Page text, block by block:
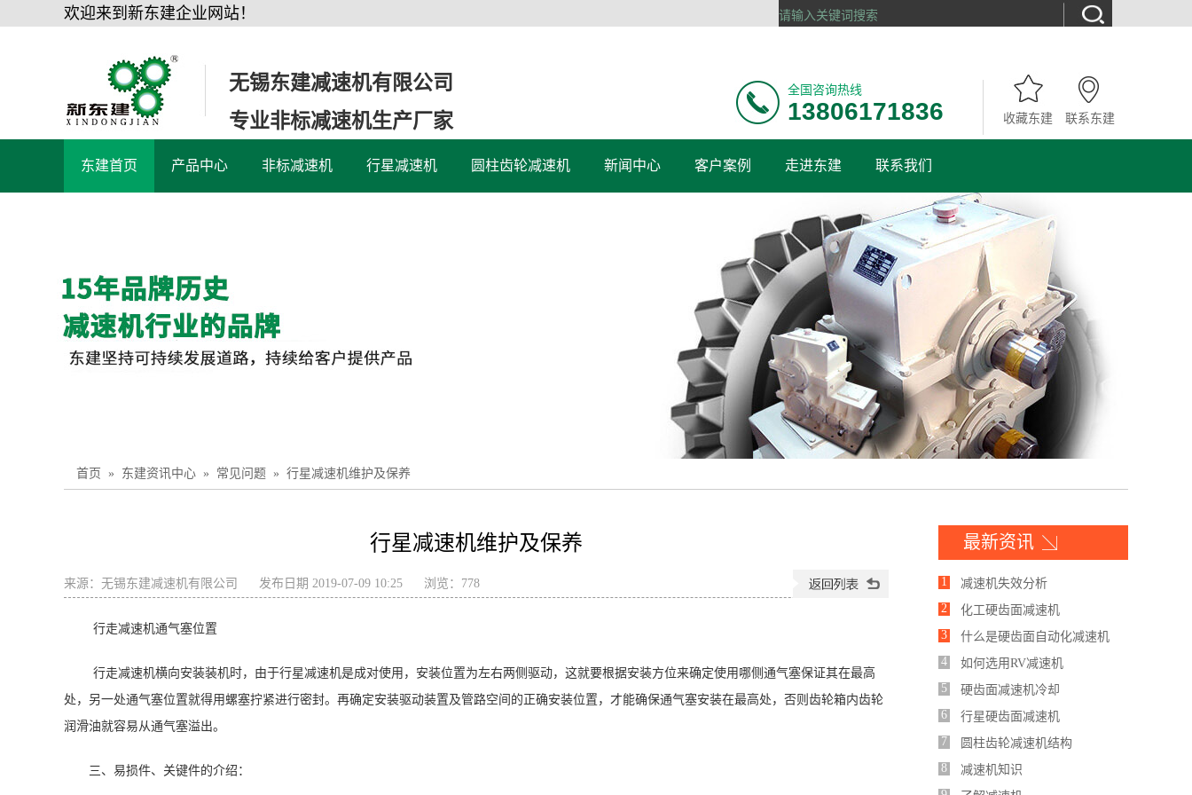
欢迎来到新东建企业网站！
无锡东建减速机有限公司
专业非标减速机生产厂家
全国咨询热线
13806171836 收藏东建 联系东建
东建首页 产品中心 非标减速机 行星减速机 圆柱齿轮减速机 新闻中心 客户案例 走进东建 联系我们
首页 » 东建资讯中心 » 常见问题 » 行星减速机维护及保养
行星减速机维护及保养
来源： 无锡东建减速机有限公司 发布日期 2019-07-09 10:25 浏览： 778
行走减速机通气塞位置
行走减速机横向安装装机时，由于行星减速机是成对使用，安装位置为左右两侧驱动，这就要根据安装方位来确定使用哪侧通气塞保证其在最高
处，另一处通气塞位置就得用螺塞拧紧进行密封。再确定安装驱动装置及管路空间的正确安装位置，才能确保通气塞安装在最高处，否则齿轮箱内齿轮
润滑油就容易从通气塞溢出。
三、易损件、关键件的介绍：
最新资讯
1
减速机失效分析
2
化工硬齿面减速机
3
什么是硬齿面自动化减速机
4
如何选用RV减速机
5
硬齿面减速机冷却
6
行星硬齿面减速机
7
圆柱齿轮减速机结构
8
减速机知识